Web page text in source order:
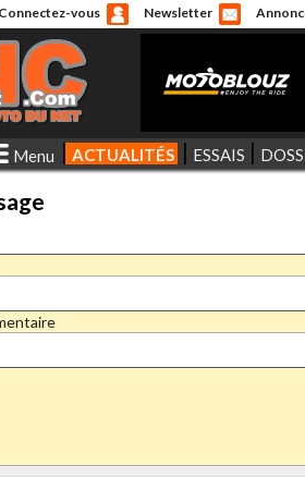
Connectez-vous Newsletter
Menu ACTUALITÉS ESSAIS